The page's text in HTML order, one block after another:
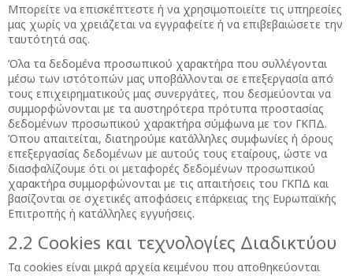
Μπορείτε να επισκέπτεστε ή να χρησιμοποιείτε τις υπηρεσίες
μας χωρίς να χρειάζεται να εγγραφείτε ή να επιβεβαιώσετε την
ταυτότητά σας.
Όλα τα δεδομένα προσωπικού χαρακτήρα που συλλέγονται
μέσω των ιστότοπών μας υποβάλλονται σε επεξεργασία από
τους επιχειρηματικούς μας συνεργάτες, που δεσμεύονται να
συμμορφώνονται με τα αυστηρότερα πρότυπα προστασίας
δεδομένων προσωπικού χαρακτήρα σύμφωνα με τον ΓΚΠΔ.
Όπου απαιτείται, διατηρούμε κατάλληλες συμφωνίες ή όρους
επεξεργασίας δεδομένων με αυτούς τους εταίρους, ώστε να
διασφαλίζουμε ότι οι μεταφορές δεδομένων προσωπικού
χαρακτήρα συμμορφώνονται με τις απαιτήσεις του ΓΚΠΔ και
βασίζονται σε σχετικές αποφάσεις επάρκειας της Ευρωπαϊκής
Επιτροπής ή κατάλληλες εγγυήσεις.
2.2 Cookies και τεχνολογίες Διαδικτύου
Τα cookies είναι μικρά αρχεία κειμένου που αποθηκεύονται